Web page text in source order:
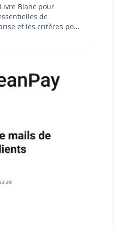
Blanc pour
de
et les critères pour